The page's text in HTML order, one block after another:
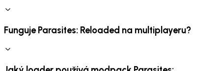
Funguje Parasites: Reloaded na multiplayeru?